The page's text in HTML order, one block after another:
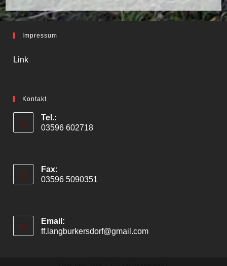
Impressum
Link
Kontakt
Tel.:
03596 602718
Fax:
03596 5090351
Email:
ff.langburkersdorf@gmail.comOpens